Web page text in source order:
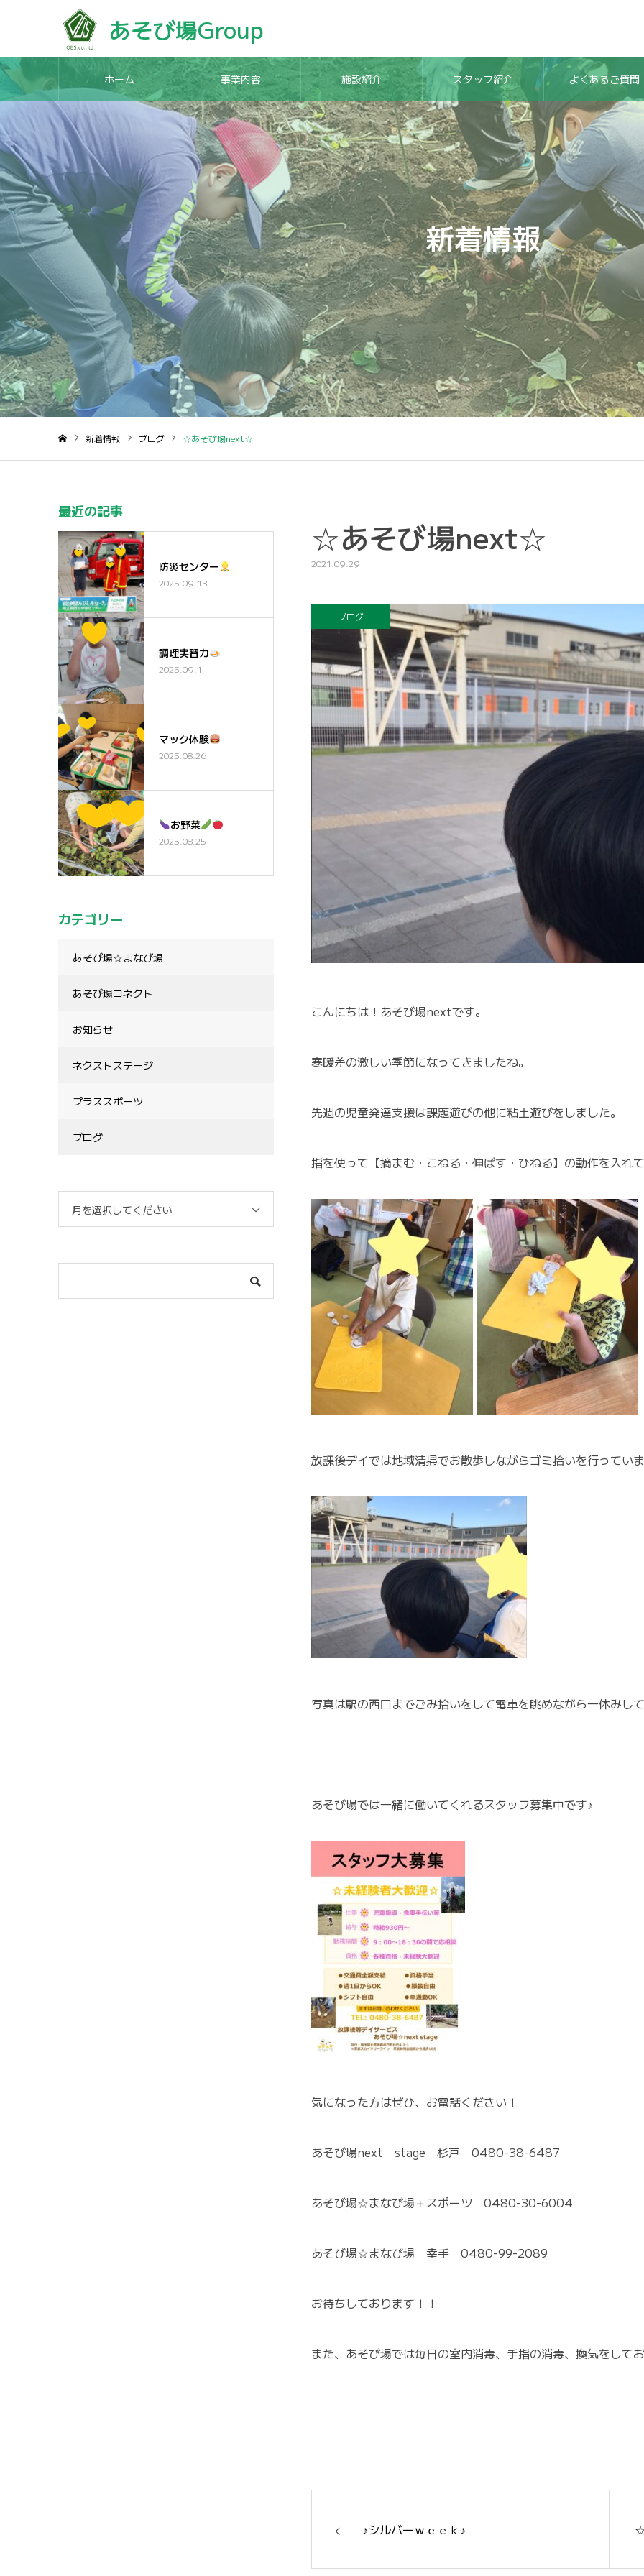
あそび場Group
ホーム 事業内容 施設紹介 スタッフ紹介 よくあるご質問
新着情報
新着情報 ブログ ☆あそび場next☆
☆あそび場next☆
2021.09.29
ブログ
こんにちは！あそび場nextです。
寒暖差の激しい季節になってきましたね。
先週の児童発達支援は課題遊びの他に粘土遊びをしました。
指を使って【摘まむ・こねる・伸ばす・ひねる】の動作を入れ
放課後デイでは地域清掃でお散歩しながらゴミ拾いを行ってい
写真は駅の西口までごみ拾いをして電車を眺めながら一休みし
あそび場では一緒に働いてくれるスタッフ募集中です♪
気になった方はぜひ、お電話ください！
あそび場next stage 杉戸 0480-38-6487
あそび場☆まなび場＋スポーツ 0480-30-6004
あそび場☆まなび場 幸手 0480-99-2089
お待ちしております！！
また、あそび場では毎日の室内消毒、手指の消毒、換気をして
♪シルバーｗｅｅｋ♪
最近の記事
防災センター
2025.09.13
調理実習カ
2025.09.1
マック体験
2025.08.26
お野菜
2025.08.25
カテゴリー
あそび場☆まなび場
あそび場コネクト
お知らせ
ネクストステージ
プラススポーツ
ブログ
月を選択してください